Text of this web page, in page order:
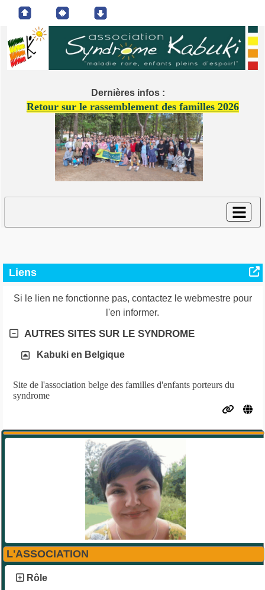
Dernières infos :
Retour sur le rassemblement des familles 2026
L'ASSOCIATION
Rôle
Liens
Si le lien ne fonctionne pas, contactez le webmestre pour
l'en informer.
AUTRES SITES SUR LE SYNDROME
Kabuki en Belgique
Site de l'association belge des familles d'enfants porteurs du
syndrome